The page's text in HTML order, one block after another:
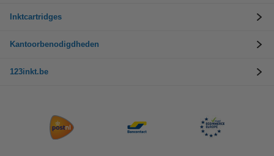
Inktcartridges
Kantoorbenodigdheden
123inkt.be